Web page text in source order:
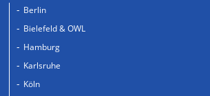
Berlin
Bielefeld & OWL
Hamburg
Karlsruhe
Köln